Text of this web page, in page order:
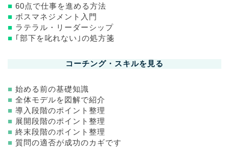
■ 60点で仕事を進める方法
■ ボスマネジメント入門
■ ラテラル・リーダーシップ
■ ｢部下を叱れない｣の処方箋
コーチング・スキルを見る
■ 始める前の基礎知識
■ 全体モデルを図解で紹介
■ 導入段階のポイント整理
■ 展開段階のポイント整理
■ 終末段階のポイント整理
■ 質問の適否が成功のカギです